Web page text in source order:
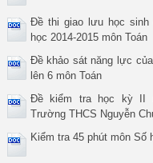
Đề thi giao lưu học sinh
học 2014-2015 môn Toán
Đề khảo sát năng lực
lên 6 môn Toán
Đề kiểm tra học kỳ II
Trường THCS Nguyễn
Kiểm tra 45 phút môn Số